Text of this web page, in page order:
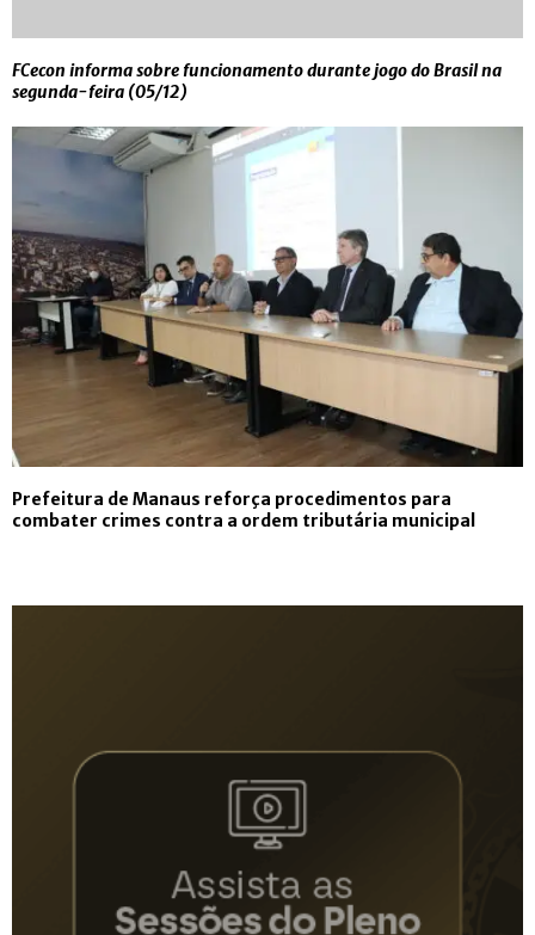
FCecon informa sobre funcionamento durante jogo do Brasil na
segunda-feira (05/12)
Prefeitura de Manaus reforça procedimentos para
combater crimes contra a ordem tributária municipal